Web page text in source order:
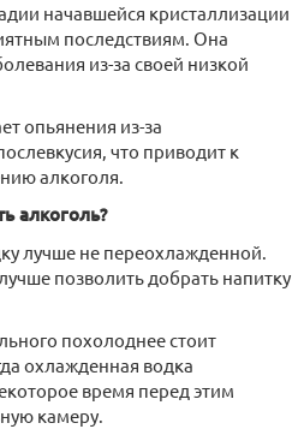
начавшейся кристаллизации
последствиям. Она
из-за своей низкой
опьянения из-за
что приводит к
алкоголя.
алкоголь?
лучше не переохлажденной.
позволить добрать напитку
похолоднее стоит
охлажденная водка
время перед этим
камеру.